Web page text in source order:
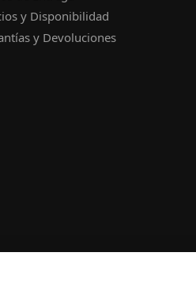
y Disponibilidad
y Devoluciones